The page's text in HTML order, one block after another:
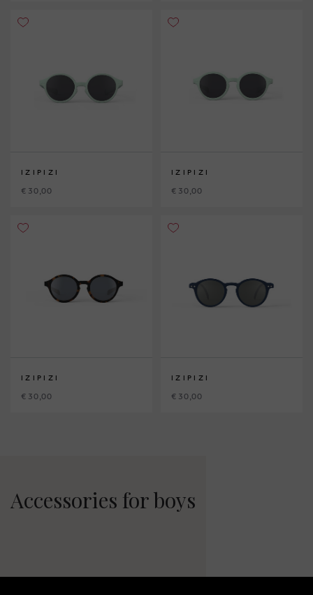
IZIPIZI
€ 30,00
IZIPIZI
€ 30,00
IZIPIZI
€ 30,00
IZIPIZI
€ 30,00
Accessories for boys